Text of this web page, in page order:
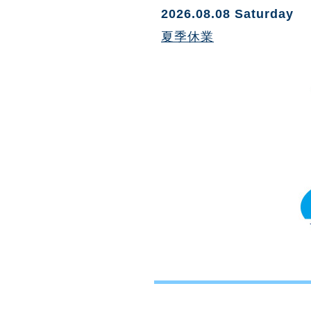
2026.08.08 Saturday
夏季休業